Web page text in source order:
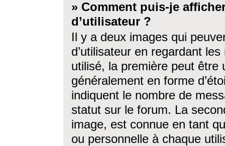
» Comment puis-je
d’utilisateur ?
Il y a deux images qui
d’utilisateur en regardant
utilisé, la première peut être
généralement en forme
indiquent le nombre de
statut sur le forum. La
image, est connue en tant
ou personnelle à chaque